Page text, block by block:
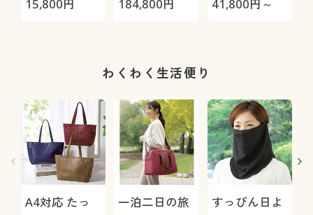
15,800円 184,800円 41,800円～
わくわく生活便り
A4対応 たっ
一泊二日の旅
すっぴん日よ